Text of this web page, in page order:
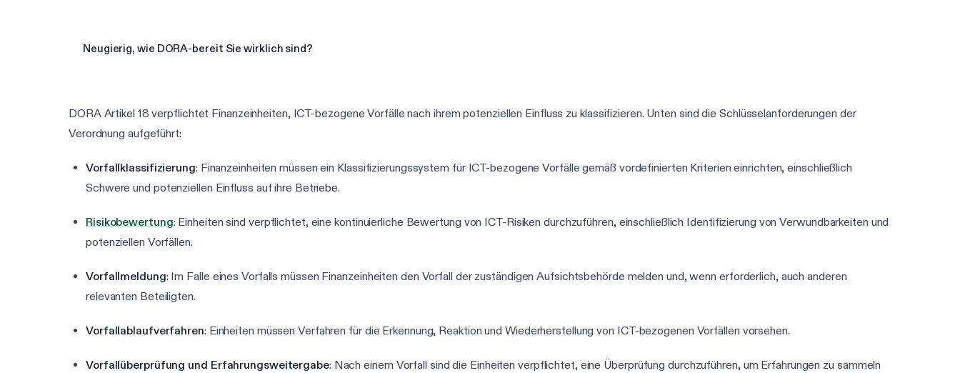
Neugierig, wie DORA-bereit Sie wirklich sind?
DORA Artikel 18 verpflichtet Finanzeinheiten, ICT-bezogene Vorfälle nach ihrem potenziellen Einfluss zu klassifizieren. Unten sind die Schlüsselanforderungen der
Verordnung aufgeführt:
Vorfallklassifizierung: Finanzeinheiten müssen ein Klassifizierungssystem für ICT-bezogene Vorfälle gemäß vordefinierten Kriterien einrichten, einschließlich
Schwere und potenziellen Einfluss auf ihre Betriebe.
Risikobewertung: Einheiten sind verpflichtet, eine kontinuierliche Bewertung von ICT-Risiken durchzuführen, einschließlich Identifizierung von Verwundbarkeiten und
potenziellen Vorfällen.
Vorfallmeldung: Im Falle eines Vorfalls müssen Finanzeinheiten den Vorfall der zuständigen Aufsichtsbehörde melden und, wenn erforderlich, auch anderen
relevanten Beteiligten.
Vorfallablaufverfahren: Einheiten müssen Verfahren für die Erkennung, Reaktion und Wiederherstellung von ICT-bezogenen Vorfällen vorsehen.
Vorfallüberprüfung und Erfahrungsweitergabe: Nach einem Vorfall sind die Einheiten verpflichtet, eine Überprüfung durchzuführen, um Erfahrungen zu sammeln